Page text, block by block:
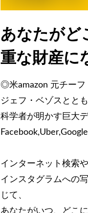
あなたがど
重な財産に
◎米amazon 元チー
ジェフ・ベゾスとと
科学者が明かす巨大
インターネット検索
インスタグラムへの
じて、